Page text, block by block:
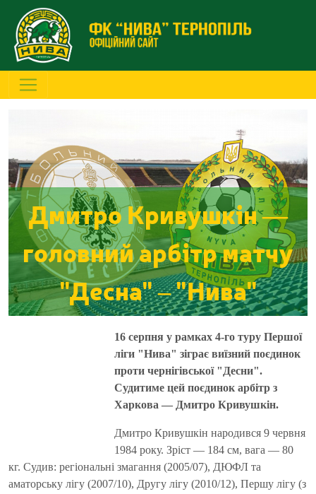
Дмитро Кривушкін —
головний арбітр матчу
"Десна" – "Нива"
16 серпня у рамках 4-го туру Першої
ліги "Нива" зіграє виїзний поєдинок
проти чернігівської "Десни".
Судитиме цей поєдинок арбітр з
Харкова — Дмитро Кривушкін.
Дмитро Кривушкін народився 9 червня
1984 року. Зріст — 184 см, вага — 80
кг. Судив: регіональні змагання (2005/07), ДЮФЛ та
аматорську лігу (2007/10), Другу лігу (2010/12), Першу лігу (з